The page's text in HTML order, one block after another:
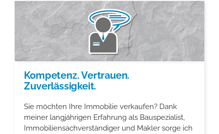
Datenschutzerklärung
Suche
nach:
Kompetenz. Vertrauen.
Zuverlässigkeit.
Sie möchten Ihre Immobilie verkaufen? Dank
meiner langjährigen Erfahrung als Bauspezialist,
Immobiliensachverständiger und Makler sorge ich